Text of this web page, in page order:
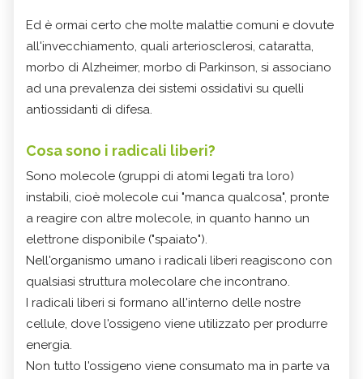
Ed è ormai certo che molte malattie comuni e dovute
all'invecchiamento, quali arteriosclerosi, cataratta,
morbo di Alzheimer, morbo di Parkinson, si associano
ad una prevalenza dei sistemi ossidativi su quelli
antiossidanti di difesa.
Cosa sono i radicali liberi?
Sono molecole (gruppi di atomi legati tra loro)
instabili, cioè molecole cui "manca qualcosa", pronte
a reagire con altre molecole, in quanto hanno un
elettrone disponibile ("spaiato").
Nell'organismo umano i radicali liberi reagiscono con
qualsiasi struttura molecolare che incontrano.
I radicali liberi si formano all'interno delle nostre
cellule, dove l'ossigeno viene utilizzato per produrre
energia.
Non tutto l'ossigeno viene consumato ma in parte va